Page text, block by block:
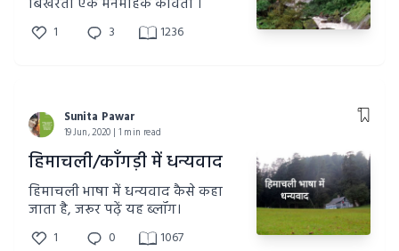
1 3 1236
Sunita Pawar
19 Jun, 2020 | 1 min read
हिमाचली/काँगड़ी में धन्यवाद
हिमाचली भाषा में धन्यवाद कैसे कहा
जाता है, जरूर पढ़ें यह ब्लॉग।
1 0 1067